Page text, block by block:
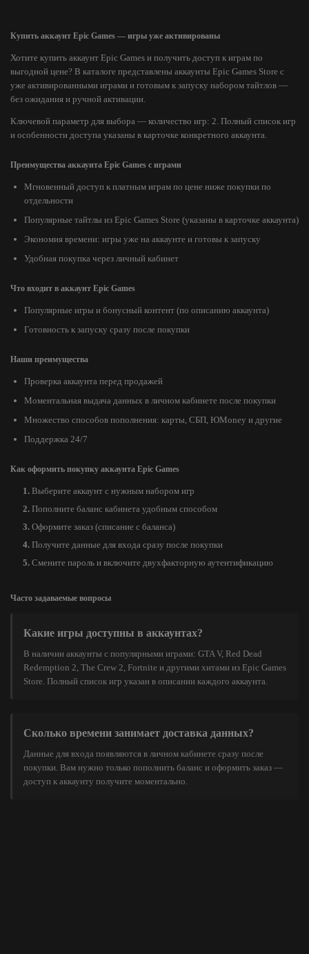
Купить аккаунт Epic Games — игры уже активированы
Хотите купить аккаунт Epic Games и получить доступ к играм по
выгодной цене? В каталоге представлены аккаунты Epic Games Store с
уже активированными играми и готовым к запуску набором тайтлов —
без ожидания и ручной активации.
Ключевой параметр для выбора — количество игр: 2. Полный список игр
и особенности доступа указаны в карточке конкретного аккаунта.
Преимущества аккаунта Epic Games с играми
Мгновенный доступ к платным играм по цене ниже покупки по
отдельности
Популярные тайтлы из Epic Games Store (указаны в карточке аккаунта)
Экономия времени: игры уже на аккаунте и готовы к запуску
Удобная покупка через личный кабинет
Что входит в аккаунт Epic Games
Популярные игры и бонусный контент (по описанию аккаунта)
Готовность к запуску сразу после покупки
Наши преимущества
Проверка аккаунта перед продажей
Моментальная выдача данных в личном кабинете после покупки
Множество способов пополнения: карты, СБП, ЮMoney и другие
Поддержка 24/7
Как оформить покупку аккаунта Epic Games
Выберите аккаунт с нужным набором игр
Пополните баланс кабинета удобным способом
Оформите заказ (списание с баланса)
Получите данные для входа сразу после покупки
Смените пароль и включите двухфакторную аутентификацию
Часто задаваемые вопросы
Какие игры доступны в аккаунтах?
В наличии аккаунты с популярными играми: GTA V, Red Dead
Redemption 2, The Crew 2, Fortnite и другими хитами из Epic Games
Store. Полный список игр указан в описании каждого аккаунта.
Сколько времени занимает доставка данных?
Данные для входа появляются в личном кабинете сразу после
покупки. Вам нужно только пополнить баланс и оформить заказ —
доступ к аккаунту получите моментально.